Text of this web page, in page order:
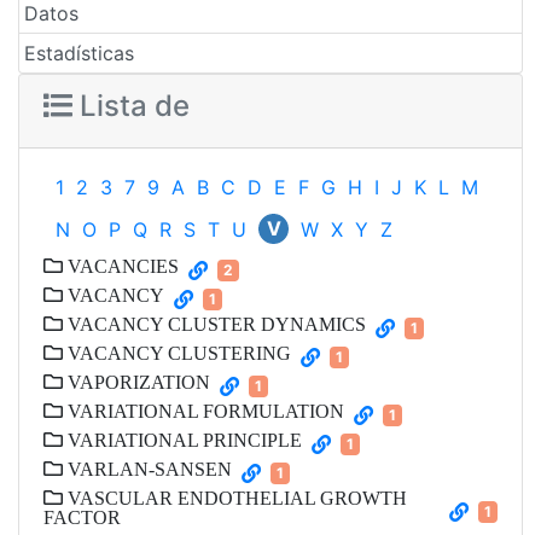
Datos
Estadísticas
Lista de
1 2 3 7 9 A B C D E F G H I J K L M
N O P Q R S T U V W X Y Z
VACANCIES 2
VACANCY 1
VACANCY CLUSTER DYNAMICS 1
VACANCY CLUSTERING 1
VAPORIZATION 1
VARIATIONAL FORMULATION 1
VARIATIONAL PRINCIPLE 1
VARLAN-SANSEN 1
VASCULAR ENDOTHELIAL GROWTH
FACTOR
1